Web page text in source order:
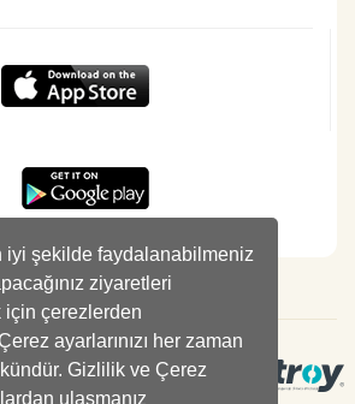
iyi şekilde faydalanabilmeniz
ziyaretleri
çerezlerden
ayarlarınızı her zaman
Gizlilik ve Çerez
ulaşmanız